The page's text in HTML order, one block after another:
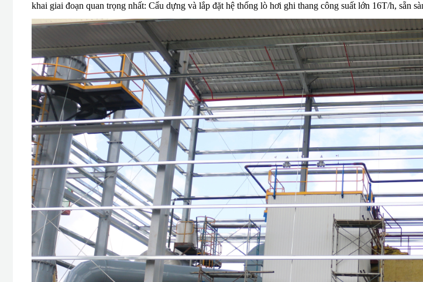
khai giai đoạn quan trọng nhất: Cẩu dựng và lắp đặt hệ thống lò hơi ghi thang công suất lớn 16T/h, sẵn